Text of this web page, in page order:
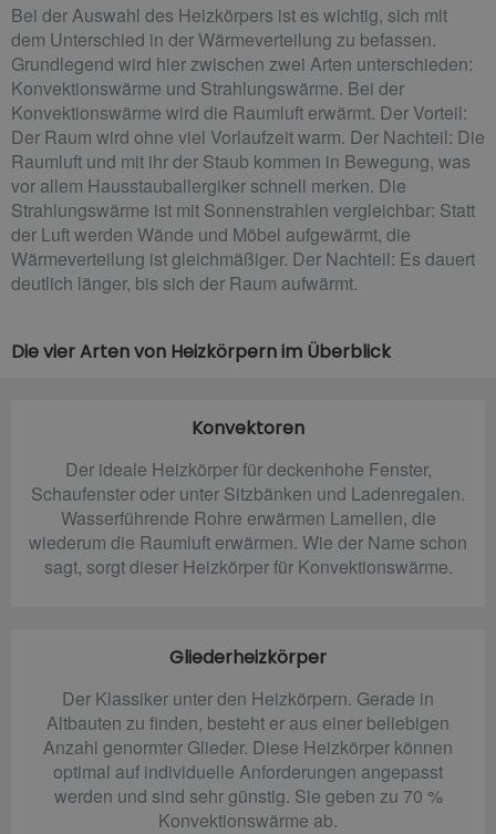
Bei der Auswahl des Heizkörpers ist es wichtig, sich mit
dem Unterschied in der Wärmeverteilung zu befassen.
Grundlegend wird hier zwischen zwei Arten unterschieden:
Konvektionswärme und Strahlungswärme. Bei der
Konvektionswärme wird die Raumluft erwärmt. Der Vorteil:
Der Raum wird ohne viel Vorlaufzeit warm. Der Nachteil: Die
Raumluft und mit ihr der Staub kommen in Bewegung, was
vor allem Hausstauballergiker schnell merken. Die
Strahlungswärme ist mit Sonnenstrahlen vergleichbar: Statt
der Luft werden Wände und Möbel aufgewärmt, die
Wärmeverteilung ist gleichmäßiger. Der Nachteil: Es dauert
deutlich länger, bis sich der Raum aufwärmt.
Die vier Arten von Heizkörpern im Überblick
Konvektoren
Der ideale Heizkörper für deckenhohe Fenster,
Schaufenster oder unter Sitzbänken und Ladenregalen.
Wasserführende Rohre erwärmen Lamellen, die
wiederum die Raumluft erwärmen. Wie der Name schon
sagt, sorgt dieser Heizkörper für Konvektionswärme.
Gliederheizkörper
Der Klassiker unter den Heizkörpern. Gerade in
Altbauten zu finden, besteht er aus einer beliebigen
Anzahl genormter Glieder. Diese Heizkörper können
optimal auf individuelle Anforderungen angepasst
werden und sind sehr günstig. Sie geben zu 70 %
Konvektionswärme ab.